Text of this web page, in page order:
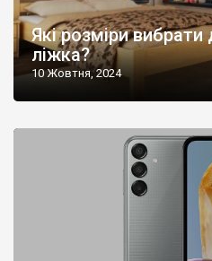
Які розміри
ліжка?
10 Жовтня, 2024